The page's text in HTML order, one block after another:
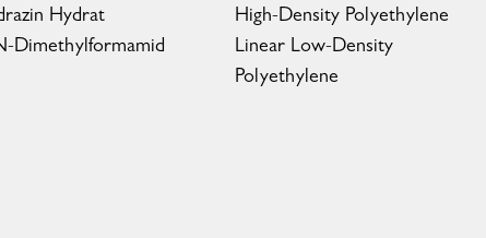
Hydrat
Dimethylformamid
High-Density Polyethylene
Linear Low-Density
Polyethylene